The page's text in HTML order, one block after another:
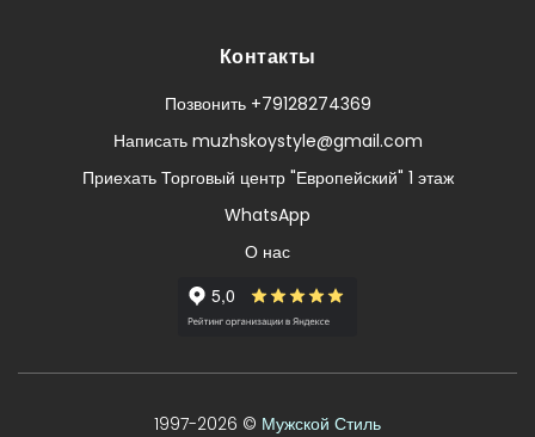
Контакты
Позвонить +79128274369
Написать muzhskoystyle@gmail.com
Приехать Торговый центр "Европейский" 1 этаж
WhatsApp
О нас
1997-2026 © Мужской Стиль